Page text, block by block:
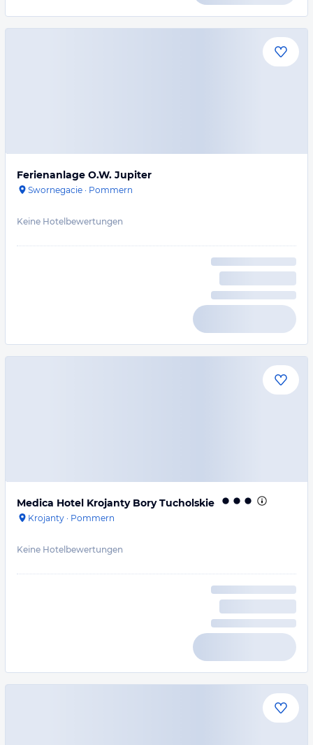
Ferienanlage O.W. Jupiter
Swornegacie · Pommern
Keine Hotelbewertungen
Medica Hotel Krojanty Bory Tucholskie
Krojanty · Pommern
Keine Hotelbewertungen